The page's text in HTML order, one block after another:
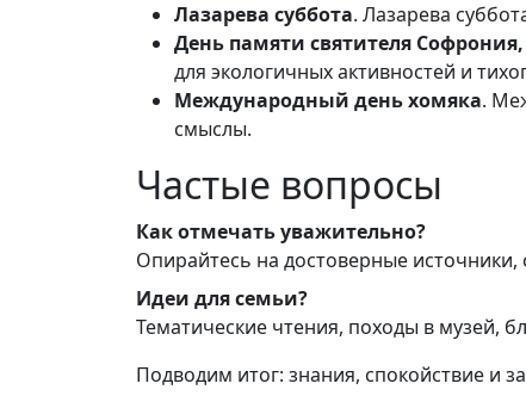
Лазарева суббота. Лазарева
День памяти святителя
для экологичных активностей и
Международный день хомяка.
смыслы.
Частые вопросы
Как отмечать уважительно?
Опирайтесь на достоверные
Идеи для семьи?
Тематические чтения, походы в музей,
Подводим итог: знания, спокойствие и